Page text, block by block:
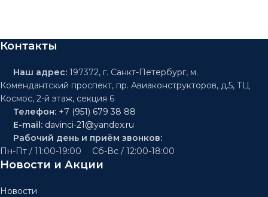
Контакты
Наш адрес: 197372, г. Санкт-Петербург, м.
Комендантский проспект, пр. Авиаконструкторов, д.5, ТЦ
Космос, 2-й этаж, секция 6
Телефон: +7 (951) 679 38 88
E-mail: davinci-21@yandex.ru
Рабочий день и приём звонков:
Пн-Пт / 11:00-19:00 Сб-Вс / 12:00-18:00
Новости и Акции
Новости